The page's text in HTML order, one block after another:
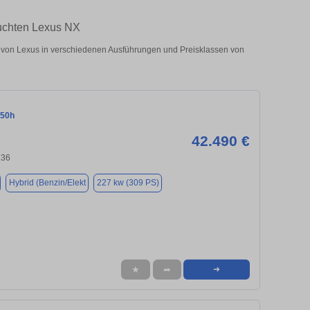
Lexus NX
Lexus in verschiedenen Ausführungen und Preisklassen von
42.490 €
Hybrid (Benzin/Elekt 227 kw (309 PS)
★ ➦ ➜